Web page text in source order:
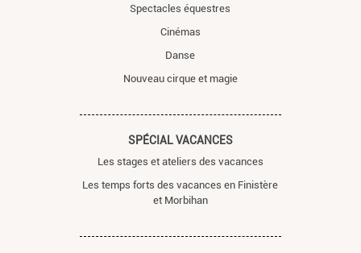
Spectacles équestres
Cinémas
Danse
Nouveau cirque et magie
SPÉCIAL VACANCES
Les stages et ateliers des vacances
Les temps forts des vacances en Finistère
et Morbihan